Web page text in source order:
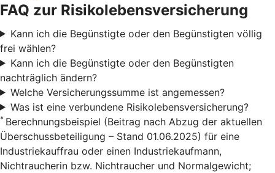
FAQ zur Risikolebensversicherung
Kann ich die Begünstigte oder den Begünstigten völlig
frei wählen?
Kann ich die Begünstigte oder den Begünstigten
nachträglich ändern?
Welche Versicherungssumme ist angemessen?
Was ist eine verbundene Risikolebensversicherung?
* Berechnungsbeispiel (Beitrag nach Abzug der aktuellen
Überschussbeteiligung – Stand 01.06.2025) für eine
Industriekauffrau oder einen Industriekaufmann,
Nichtraucherin bzw. Nichtraucher und Normalgewicht;